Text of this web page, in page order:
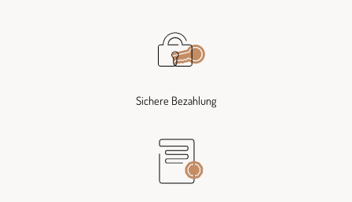
Sichere Bezahlung